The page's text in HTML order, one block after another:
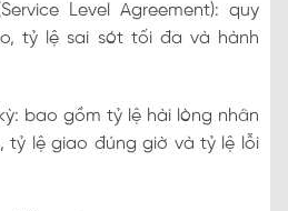
Level Agreement): quy
tỷ lệ sai sót tối đa và hành
bao gồm tỷ lệ hài lòng nhân
tỷ lệ giao đúng giờ và tỷ lệ lỗi